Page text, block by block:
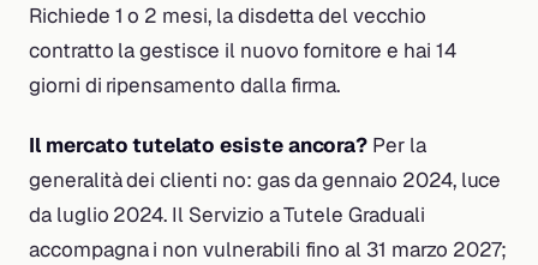
Richiede 1 o 2 mesi, la disdetta del vecchio
contratto la gestisce il nuovo fornitore e hai 14
giorni di ripensamento dalla firma.
Il mercato tutelato esiste ancora? Per la
generalità dei clienti no: gas da gennaio 2024, luce
da luglio 2024. Il Servizio a Tutele Graduali
accompagna i non vulnerabili fino al 31 marzo 2027;